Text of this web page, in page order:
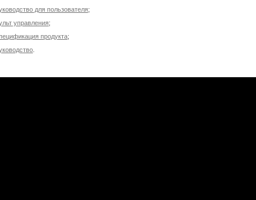
для пользователя;
управления;
продукта;